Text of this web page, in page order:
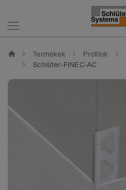
home Termékek Profilok
Schlüter-FINEC-AC